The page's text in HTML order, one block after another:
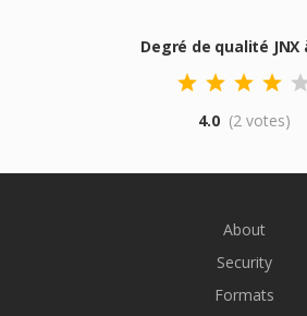
Degré de qualité JNX
4.0 (2 votes)
About
Security
Formats